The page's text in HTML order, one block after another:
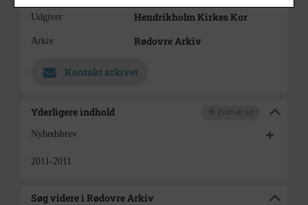
Udgiver Hendrikholm Kirkes Kor
Arkiv Rødovre Arkiv
Kontakt arkivet
Yderligere indhold Fold alt ud
Nyhedsbrev
2011-2011
Søg videre i Rødovre Arkiv